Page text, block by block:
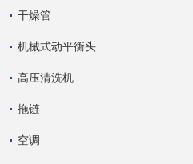
干燥管
机械式动平衡头
高压清洗机
拖链
空调